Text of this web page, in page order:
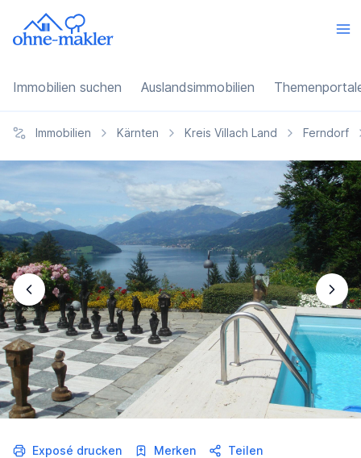
Immobilien suchen Auslandsimmobilien
Immobilien Kärnten Kreis Villach Land Ferndorf
Exposé drucken Merken Teilen